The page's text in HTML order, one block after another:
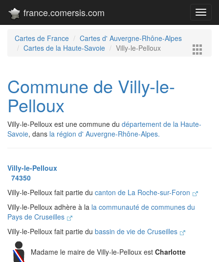
france.comersis.com
Cartes de France
Cartes d' Auvergne-Rhône-Alpes
Cartes de la Haute-Savoie
Villy-le-Pelloux
Commune de Villy-le-
Pelloux
Villy-le-Pelloux est une commune du département de la Haute-
Savoie, dans la région d' Auvergne-Rhône-Alpes.
Villy-le-Pelloux
74350
Villy-le-Pelloux fait partie du canton de La Roche-sur-Foron
Villy-le-Pelloux adhère à la la communauté de communes du
Pays de Cruseilles
Villy-le-Pelloux fait partie du bassin de vie de Cruseilles
Madame le maire de Villy-le-Pelloux est Charlotte